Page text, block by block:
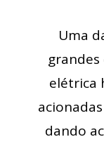
Uma
elétrica
dando